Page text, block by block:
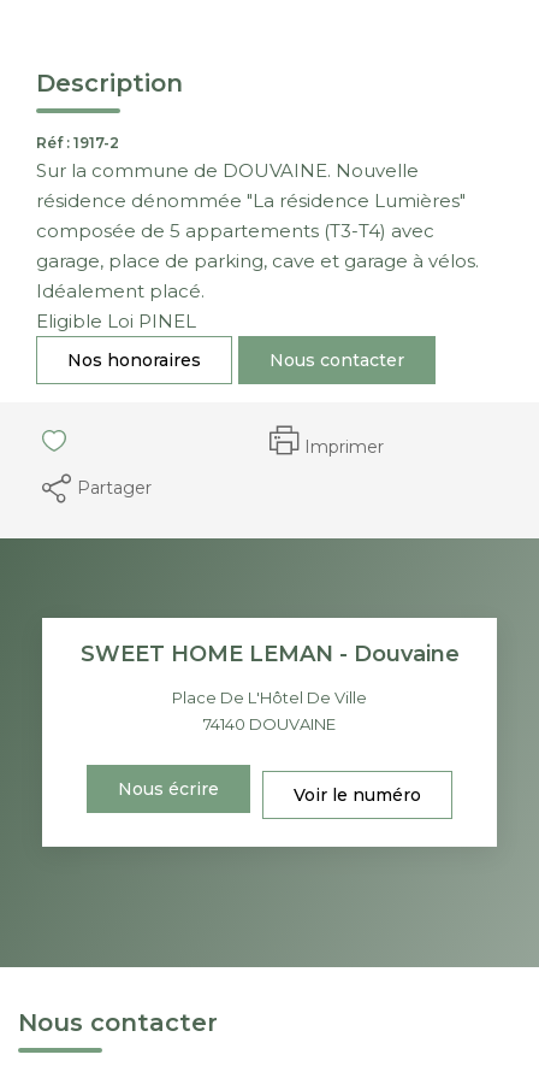
Description
Réf : 1917-2
Sur la commune de DOUVAINE. Nouvelle
résidence dénommée "La résidence Lumières"
composée de 5 appartements (T3-T4) avec
garage, place de parking, cave et garage à vélos.
Idéalement placé.
Eligible Loi PINEL
Nos honoraires Nous contacter
Imprimer
Partager
SWEET HOME LEMAN - Douvaine
Place De L'Hôtel De Ville
74140 DOUVAINE
Nous écrire Voir le numéro
Nous contacter